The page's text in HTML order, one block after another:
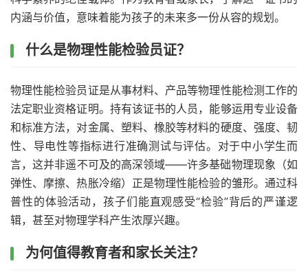
内涵与价值，意味着能为孩子的未来多一份从容的规划。
什么是物理性能检验员证？
物理性能检验员证是从事材料、产品等物理性能检测工作的
法定职业资格证明。持有该证书的人员，能够运用专业设备
和标准方法，对金属、塑料、橡胶等材料的硬度、强度、韧
性、导电性等指标进行准确测试与评估。对于中小学生而
言，这并非遥不可及的高深领域——许多基础物理现象（如
弹性、摩擦、热胀冷缩）正是物理性能检验的雏形。通过科
普性的体验活动，孩子们能直观感受“检验”背后的严谨逻
辑，甚至对物理学科产生浓厚兴趣。
为何值得教育者和家长关注？